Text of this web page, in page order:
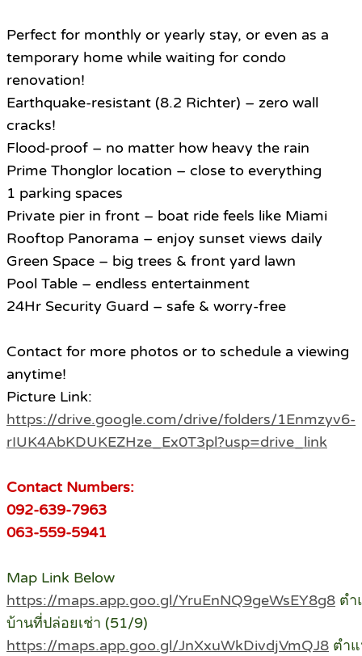
Perfect for monthly or yearly stay, or even as a
temporary home while waiting for condo
renovation!
Earthquake-resistant (8.2 Richter) – zero wall
cracks!
Flood-proof – no matter how heavy the rain
Prime Thonglor location – close to everything
1 parking spaces
Private pier in front – boat ride feels like Miami
Rooftop Panorama – enjoy sunset views daily
Green Space – big trees & front yard lawn
Pool Table – endless entertainment
24Hr Security Guard – safe & worry-free
Contact for more photos or to schedule a viewing
anytime!
Picture Link:
https://drive.google.com/drive/folders/1Enmzyv6-
rIUK4AbKDUKEZHze_Ex0T3pl?usp=drive_link
Contact Numbers:
092-639-7963
063-559-5941
Map Link Below
https://maps.app.goo.gl/YruEnNQ9geWsEY8g8 ตำ
บ้านที่ปล่อยเช่า (51/9)
https://maps.app.goo.gl/JnXxuWkDivdjVmQJ8 ตำ